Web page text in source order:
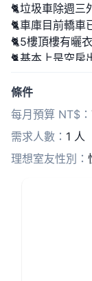
🐈垃圾車除週三
🐈車庫目前轎車
🐈5樓頂樓有曬
🐈基本上是空房
條件
每月預算 NT$：
需求人數： 1 人
理想室友性別：